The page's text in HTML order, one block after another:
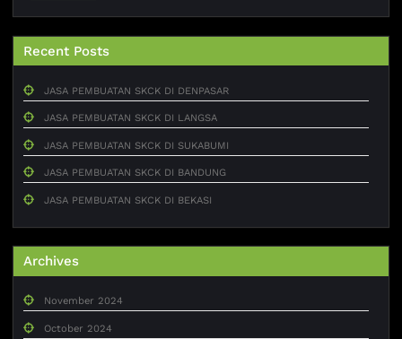
Recent Posts
JASA PEMBUATAN SKCK DI DENPASAR
JASA PEMBUATAN SKCK DI LANGSA
JASA PEMBUATAN SKCK DI SUKABUMI
JASA PEMBUATAN SKCK DI BANDUNG
JASA PEMBUATAN SKCK DI BEKASI
Archives
November 2024
October 2024